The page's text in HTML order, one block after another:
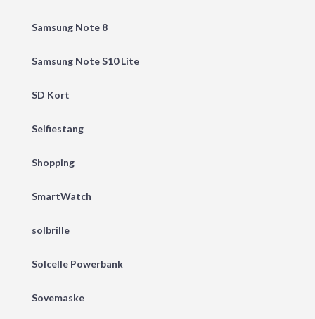
Samsung Note 8
Samsung Note S10 Lite
SD Kort
Selfiestang
Shopping
SmartWatch
solbrille
Solcelle Powerbank
Sovemaske